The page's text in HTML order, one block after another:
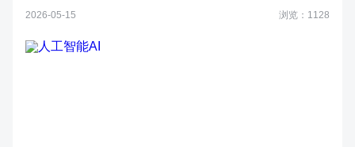
2026-05-15 浏览：1128